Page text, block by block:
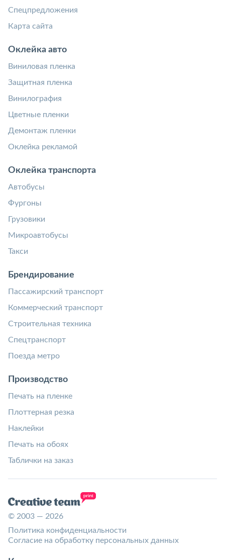
Спецпредложения
Карта сайта
Оклейка авто
Виниловая пленка
Защитная пленка
Винилография
Цветные пленки
Демонтаж пленки
Оклейка рекламой
Оклейка транспорта
Автобусы
Фургоны
Грузовики
Микроавтобусы
Такси
Брендирование
Пассажирский транспорт
Коммерческий транспорт
Строительная техника
Спецтранспорт
Поезда метро
Производство
Печать на пленке
Плоттерная резка
Наклейки
Печать на обоях
Таблички на заказ
© 2003 — 2026
Политика конфиденциальности
Согласие на обработку персональных данных